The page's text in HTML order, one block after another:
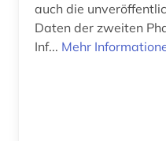
auch die
Daten der zweiten Phase
Inf... Mehr